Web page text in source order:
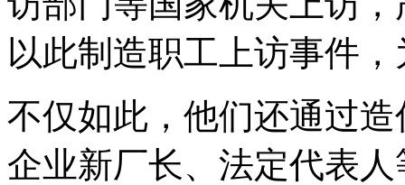
以此制造职工上访事件
不仅如此，他们还通过
企业新厂长、法定代表